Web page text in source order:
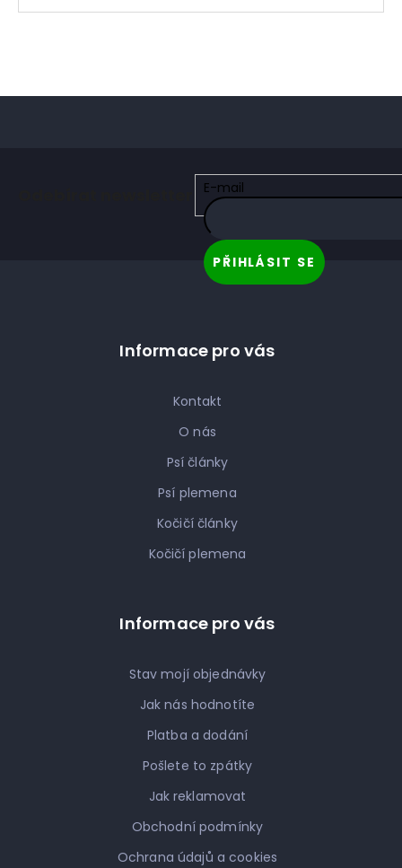
E-mail
PŘIHLÁSIT SE
Informace pro vás
Kontakt
O nás
Psí články
Psí plemena
Kočičí články
Kočičí plemena
Informace pro vás
Stav mojí objednávky
Jak nás hodnotíte
Platba a dodání
Pošlete to zpátky
Jak reklamovat
Obchodní podmínky
Ochrana údajů a cookies